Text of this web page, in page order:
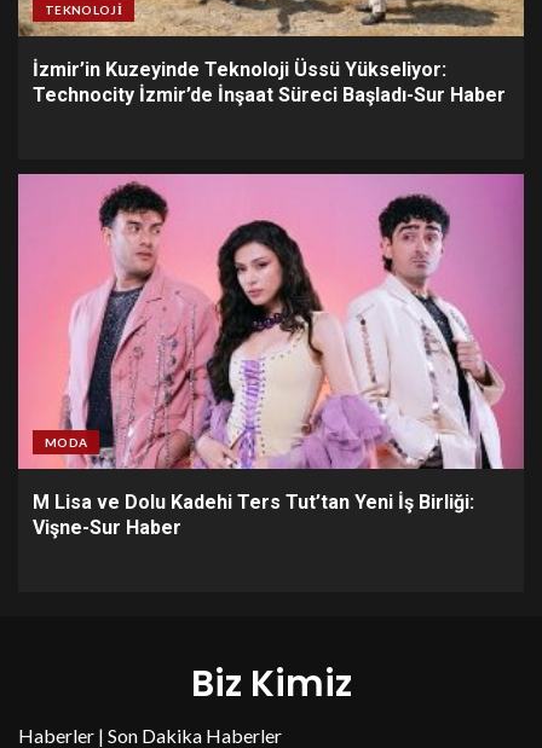
TEKNOLOJI
İzmir’in Kuzeyinde Teknoloji Üssü Yükseliyor:
Technocity İzmir’de İnşaat Süreci Başladı-Sur Haber
MODA
M Lisa ve Dolu Kadehi Ters Tut’tan Yeni İş Birliği:
Vişne-Sur Haber
Biz Kimiz
Haberler | Son Dakika Haberler